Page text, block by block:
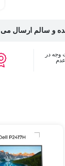
و سالم ارسال
وجه در